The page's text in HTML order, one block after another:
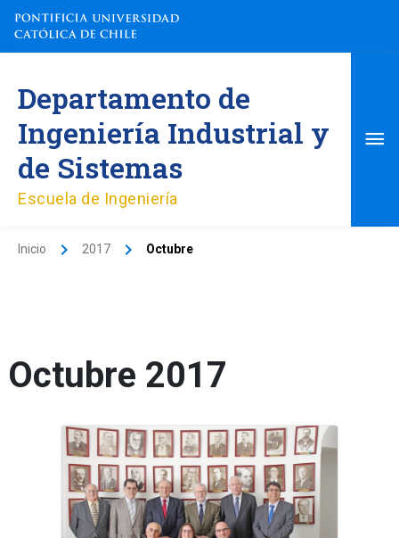
contenido
Departamento de
Ingeniería Industrial y
de Sistemas
Escuela de Ingeniería
Inicio 2017 Octubre
Octubre 2017
El
Profesor
Nicolás
Majluf
fue